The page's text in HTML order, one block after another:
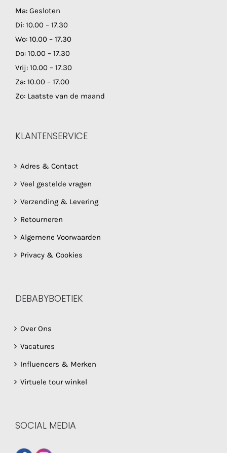
Ma: Gesloten
Di: 10.00 – 17.30
Wo: 10.00 – 17.30
Do: 10.00 – 17.30
Vrij: 10.00 – 17.30
Za: 10.00 – 17.00
Zo: Laatste van de maand
KLANTENSERVICE
Adres & Contact
Veel gestelde vragen
Verzending & Levering
Retourneren
Algemene Voorwaarden
Privacy & Cookies
DEBABYBOETIEK
Over Ons
Vacatures
Influencers & Merken
Virtuele tour winkel
SOCIAL MEDIA